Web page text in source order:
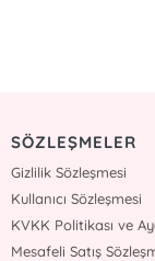
SÖZLEŞMELER
Gizlilik Sözleşmesi
Kullanıcı Sözleşmesi
KVKK Politikası ve
Mesafeli Satış